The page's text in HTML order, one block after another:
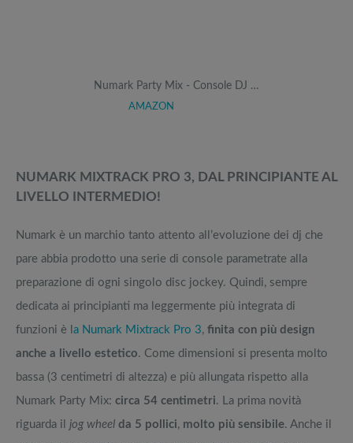
Numark Party Mix - Console DJ …
AMAZON
NUMARK MIXTRACK PRO 3, DAL PRINCIPIANTE AL
LIVELLO INTERMEDIO!
Numark è un marchio tanto attento all’evoluzione dei dj che
pare abbia prodotto una serie di console parametrate alla
preparazione di ogni singolo disc jockey. Quindi, sempre
dedicata ai principianti ma leggermente più integrata di
funzioni è l a Numark Mixtrack Pro 3, finita con più design
anche a livello estetico. Come dimensioni si presenta molto
bassa (3 centimetri di altezza) e più allungata rispetto alla
Numark Party Mix: circa 54 centimetri. La prima novità
riguarda il jog wheel da 5 pollici, molto più sensibile. Anche il